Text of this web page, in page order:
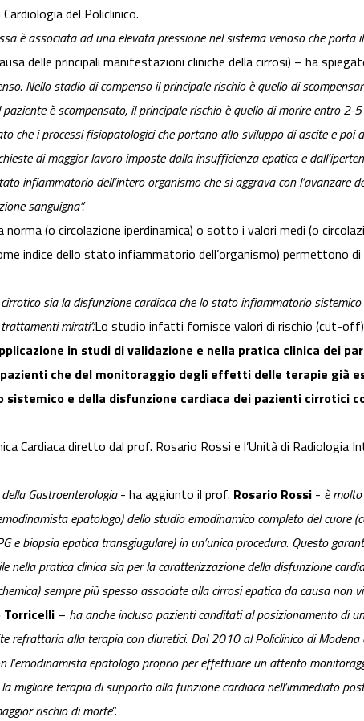
del Policlinico.
è associata ad una elevata pressione nel sistema venoso che porta
delle principali manifestazioni cliniche della cirrosi) – ha
Nello stadio di compenso il principale rischio è quello di
è scompensato, il principale rischio è quello di morire entro 2-
che i processi fisiopatologici che portano allo sviluppo di ascite e poi
di maggior lavoro imposte dalla insufficienza epatica e
infiammatorio dell’intero organismo che si aggrava con l’avanzare
sanguigna”.
(o circolazione iperdinamica) o sotto i valori medi (o
indice dello stato infiammatorio dell’organismo) permettono
sia la disfunzione cardiaca che lo stato infiammatorio
mirati”.Lo studio infatti fornisce valori di rischio (cut-
in studi di validazione e nella pratica clinica dei
che del monitoraggio degli effetti delle terapie già
e della disfunzione cardiaca dei pazienti cirrotici
Cardiaca diretto dal prof. Rosario Rossi e l’Unità di Radiologia
Gastroenterologia- ha aggiunto il prof. Rosario Rossi - è
epatologo) dello studio emodinamico completo del cuore
e biopsia epatica transgiugulare) in un’unica procedura. Questo
nella pratica clinica sia per la caratterizzazione della disfunzione
sempre più spesso associate alla cirrosi epatica da causa non
Torricelli – ha anche incluso pazienti canditati al posizionamento di
refrattaria alla terapia con diuretici. Dal 2010 al Policlinico di
l’emodinamista epatologo proprio per effettuare un attento
migliore terapia di supporto alla funzione cardiaca nell’immediato
rischio di morte”.